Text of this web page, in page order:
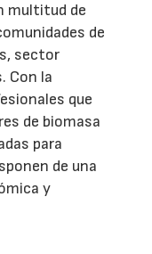
multitud de
de
sector
Con la
que
de biomasa
para
de una
y